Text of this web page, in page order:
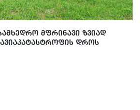
ᲛᲤᲠᲘᲜᲐᲕᲘ ᲖᲕᲘᲐᲓ
ᲓᲠᲝᲡ